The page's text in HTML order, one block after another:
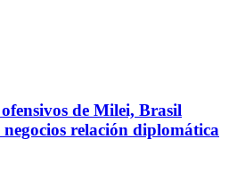
de Milei, Brasil
relación diplomática